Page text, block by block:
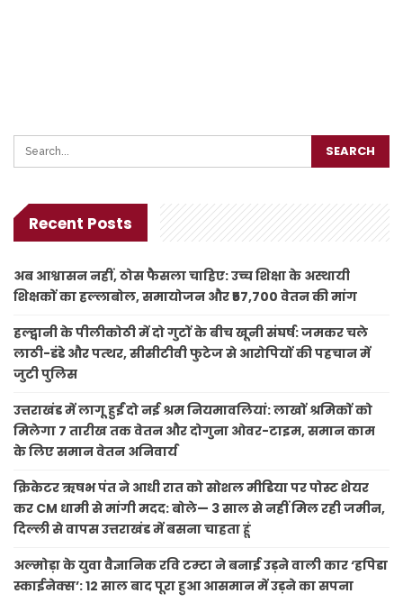
Recent Posts
अब आश्वासन नहीं, ठोस फैसला चाहिए: उच्च शिक्षा के अस्थायी
शिक्षकों का हल्लाबोल, समायोजन और ₹57,700 वेतन की मांग
हल्द्वानी के पीलीकोठी में दो गुटों के बीच खूनी संघर्ष: जमकर चले
लाठी-डंडे और पत्थर, सीसीटीवी फुटेज से आरोपियों की पहचान में
जुटी पुलिस
उत्तराखंड में लागू हुईं दो नई श्रम नियमावलियां: लाखों श्रमिकों को
मिलेगा 7 तारीख तक वेतन और दोगुना ओवर-टाइम, समान काम
के लिए समान वेतन अनिवार्य
क्रिकेटर ऋषभ पंत ने आधी रात को सोशल मीडिया पर पोस्ट शेयर
कर CM धामी से मांगी मदद: बोले— 3 साल से नहीं मिल रही जमीन,
दिल्ली से वापस उत्तराखंड में बसना चाहता हूं
अल्मोड़ा के युवा वैज्ञानिक रवि टम्टा ने बनाई उड़ने वाली कार ‘हपिडा
स्काईनेक्स’: 12 साल बाद पूरा हुआ आसमान में उड़ने का सपना